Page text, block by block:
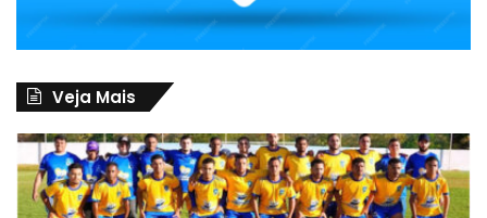
Veja Mais